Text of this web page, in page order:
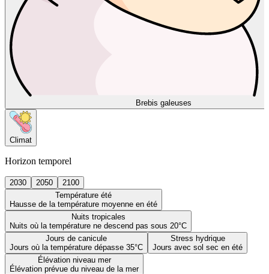
Brebis galeuses
Climat
Horizon temporel
2030 2050
2100
Température été
Hausse de la température moyenne en été
Nuits tropicales
Nuits où la température ne descend pas sous 20°C
Jours de canicule
Jours où la température dépasse 35°C
Stress hydrique
Jours avec sol sec en été
Élévation niveau mer
Élévation prévue du niveau de la mer